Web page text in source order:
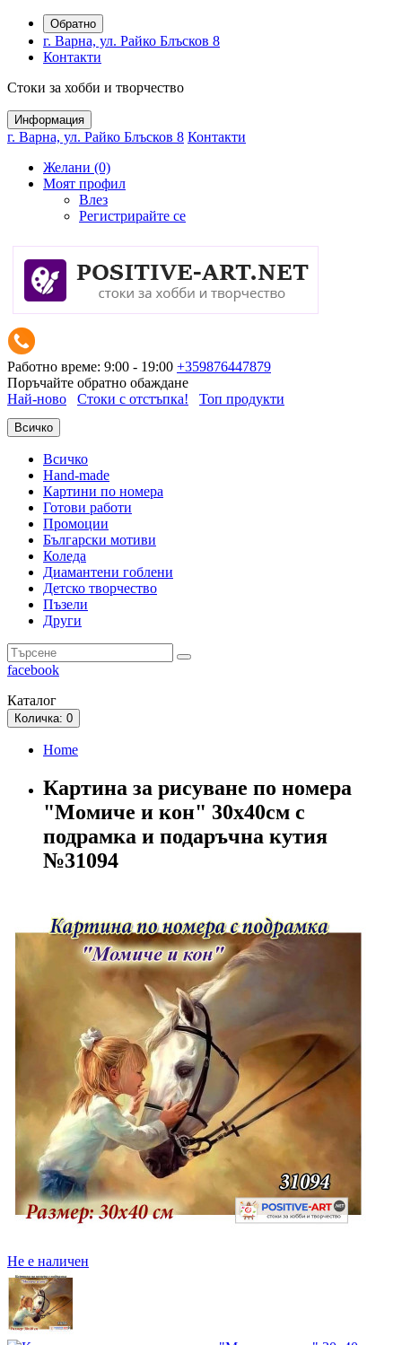
Обратно
г. Варна, ул. Райко Блъсков 8
Контакти
Стоки за хобби и творчество
Информация
г. Варна, ул. Райко Блъсков 8 Контакти
Желани (0)
Моят профил
Влез
Регистрирайте се
Работно време: 9:00 - 19:00 +359876447879
Поръчайте обратно обаждане
Най-ново
Стоки с отстъпка! Топ продукти
Всичко
Всичко
Hand-made
Картини по номера
Готови работи
Промоции
Български мотиви
Коледа
Диамантени гоблени
Детско творчество
Пъзели
Други
facebook
Каталог
Количка: 0
Home
Картина за рисуване по номера
"Момиче и кон" 30х40см с
подрамка и подаръчна кутия
№31094
Не е наличен